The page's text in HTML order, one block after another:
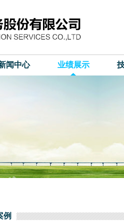
闻中心 业绩展示
例